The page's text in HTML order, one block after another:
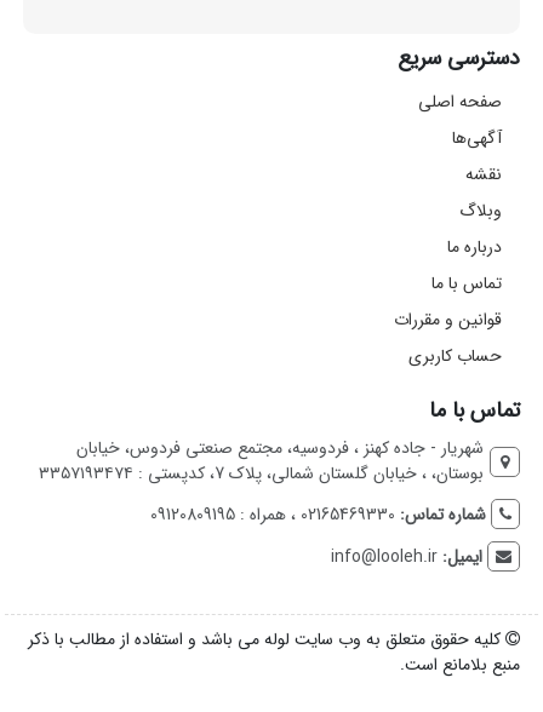
دسترسی سریع
صفحه اصلی
آگهی‌ها
نقشه
وبلاگ
درباره ما
تماس با ما
قوانین و مقررات
حساب کاربری
تماس با ما
شهریار - جاده کهنز ، فردوسیه، مجتمع صنعتی فردوس، خیابان
بوستان، ، خیابان گلستان شمالی، پلاک 7، کدپستی : ۳۳۵۷۱۹۳۴۷۴
شماره تماس: 02165469330 ، همراه : 09120809195
ایمیل:info@looleh.ir
کلیه حقوق متعلق به وب سایت لوله می باشد و استفاده از مطالب با ذکر
منبع بلامانع است.